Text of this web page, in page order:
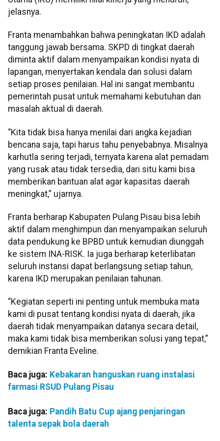
jelasnya.
Franta menambahkan bahwa peningkatan IKD adalah
tanggung jawab bersama. SKPD di tingkat daerah
diminta aktif dalam menyampaikan kondisi nyata di
lapangan, menyertakan kendala dan solusi dalam
setiap proses penilaian. Hal ini sangat membantu
pemerintah pusat untuk memahami kebutuhan dan
masalah aktual di daerah.
“Kita tidak bisa hanya menilai dari angka kejadian
bencana saja, tapi harus tahu penyebabnya. Misalnya
karhutla sering terjadi, ternyata karena alat pemadam
yang rusak atau tidak tersedia, dari situ kami bisa
memberikan bantuan alat agar kapasitas daerah
meningkat,” ujarnya.
Franta berharap Kabupaten Pulang Pisau bisa lebih
aktif dalam menghimpun dan menyampaikan seluruh
data pendukung ke BPBD untuk kemudian diunggah
ke sistem INA-RISK. Ia juga berharap keterlibatan
seluruh instansi dapat berlangsung setiap tahun,
karena IKD merupakan penilaian tahunan.
“Kegiatan seperti ini penting untuk membuka mata
kami di pusat tentang kondisi nyata di daerah, jika
daerah tidak menyampaikan datanya secara detail,
maka kami tidak bisa memberikan solusi yang tepat,”
demikian Franta Eveline.
Baca juga: Kebakaran hanguskan ruang instalasi
farmasi RSUD Pulang Pisau
Baca juga: Pandih Batu Cup ajang penjaringan
talenta sepak bola daerah